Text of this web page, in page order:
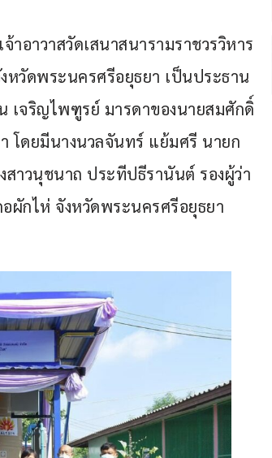
อาวาสวัดเสนาสนารามราชวรวิหาร
หวัดพระนครศรีอยุธยา เป็นประธาน
จริญไพฑูรย์ มารดาของนายสมศักดิ์
โดยมีนางนวลจันทร์ แย้มศรี นายก
าวนุชนาถ ประทีปธีรานันต์ รองผู้ว่า
ผักไห่ จังหวัดพระนครศรีอยุธยา